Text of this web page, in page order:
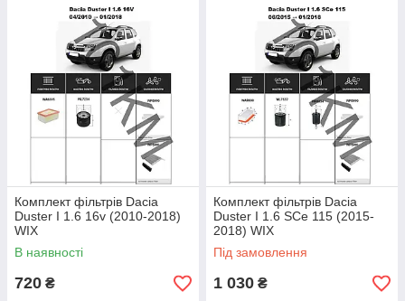
Комплект фільтрів Dacia
Duster I 1.6 16v (2010-2018)
WIX
В наявності
720 ₴
Комплект фільтрів Dacia
Duster I 1.6 SCe 115 (2015-
2018) WIX
Під замовлення
1 030 ₴